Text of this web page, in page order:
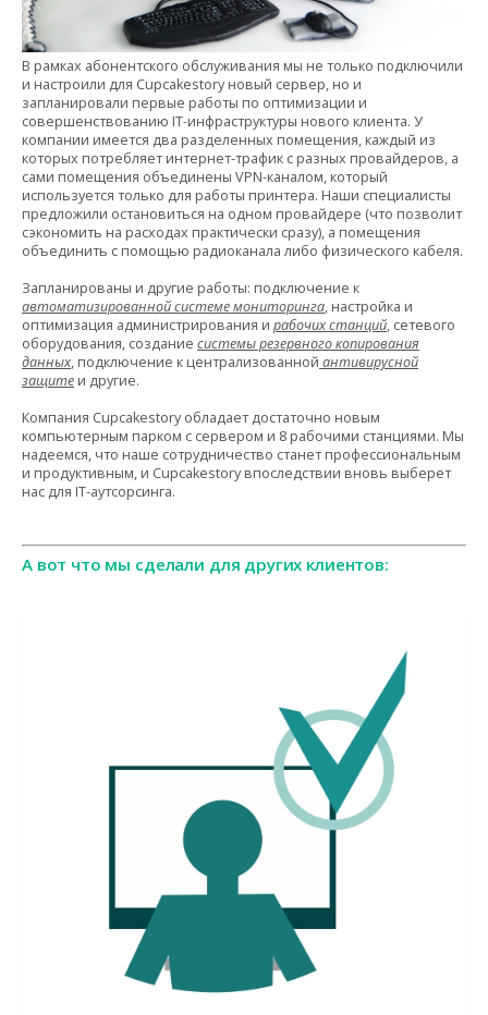
В рамках абонентского обслуживания мы не только подключили
и настроили для Cupcakestory новый сервер, но и
запланировали первые работы по оптимизации и
совершенствованию IT-инфраструктуры нового клиента. У
компании имеется два разделенных помещения, каждый из
которых потребляет интернет-трафик с разных провайдеров, а
сами помещения объединены VPN-каналом, который
используется только для работы принтера. Наши специалисты
предложили остановиться на одном провайдере (что позволит
сэкономить на расходах практически сразу), а помещения
объединить с помощью радиоканала либо физического кабеля.
Запланированы и другие работы: подключение к
автоматизированной системе мониторинга, настройка и
оптимизация администрирования и рабочих станций, сетевого
оборудования, создание системы резервного копирования
данных, подключение к централизованной антивирусной
защите и другие.
Компания Cupcakestory обладает достаточно новым
компьютерным парком с сервером и 8 рабочими станциями. Мы
надеемся, что наше сотрудничество станет профессиональным
и продуктивным, и Cupcakestory впоследствии вновь выберет
нас для IT-аутсорсинга.
А вот что мы сделали для других клиентов: